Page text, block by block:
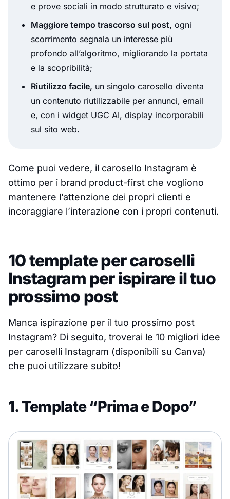
e prove sociali in modo strutturato e visivo;
Maggiore tempo trascorso sul post, ogni
scorrimento segnala un interesse più
profondo all’algoritmo, migliorando la portata
e la scopribilità;
Riutilizzo facile, un singolo carosello diventa
un contenuto riutilizzabile per annunci, email
e, con i widget UGC AI, display incorporabili
sul sito web.
Come puoi vedere, il carosello Instagram è
ottimo per i brand product-first che vogliono
mantenere l’attenzione dei propri clienti e
incoraggiare l’interazione con i propri contenuti.
10 template per caroselli
Instagram per ispirare il tuo
prossimo post
Manca ispirazione per il tuo prossimo post
Instagram? Di seguito, troverai le 10 migliori idee
per caroselli Instagram (disponibili su Canva)
che puoi utilizzare subito!
1. Template “Prima e Dopo”